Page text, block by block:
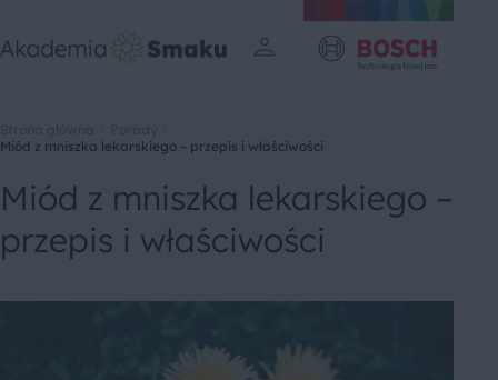
Miód z mniszka lekarskiego – przepis i właściwości
Miód z mniszka lekarskiego –
przepis i właściwości